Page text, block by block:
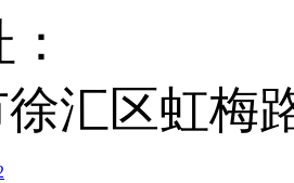
徐汇区虹梅